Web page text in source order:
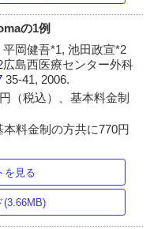
の1例
岡健吾*1, 池田政宣*2
島西医療センター外科
35-41, 2006.
（税込）、基本料金制
料金制の方共に770円
を見る
(3.66MB)